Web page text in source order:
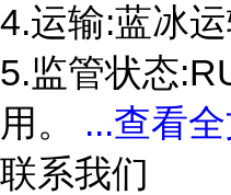
4.运输:蓝冰运
5.监管状态
用。 ...查看
联系我们